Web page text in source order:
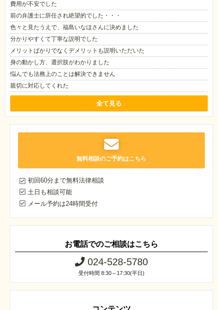
費用が不安でした
前の弁護士に辞任され絶望的でした・・・
色々と見たうえで、福島いなほさんに決めました
分かりやすくて丁寧な説明でした
メリットばかりでなくデメリットも説明いただいた
身の動かし方、選択肢がわかりました
悩んでも法務上のことは解決できません
親切に対応してくれた
全て見る
無料相談のご予約はこちら
初回60分まで無料法律相談
土日も相談可能
メール予約は24時間受付
お電話でのご相談はこちら
024-528-5780
受付時間 8:30～17:30(平日)